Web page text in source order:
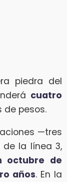
piedra del
cuatro
de pesos.
—tres
la línea 3,
octubre de
años. En la